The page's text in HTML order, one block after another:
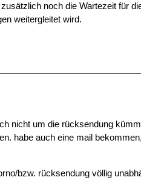
noch die Wartezeit für
weitergleitet wird.
nicht um die rücksendung
habe auch eine mail
bzw. rücksendung völlig